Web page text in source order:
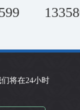
将在24小时